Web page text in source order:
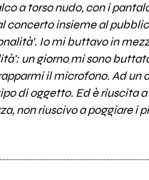
a torso nudo, con i
concerto insieme al
Io mi buttavo in
un giorno mi sono
il microfono. Ad un
di oggetto. Ed è riuscita
non riuscivo a poggiare i